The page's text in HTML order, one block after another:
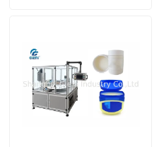
Producten
Video's